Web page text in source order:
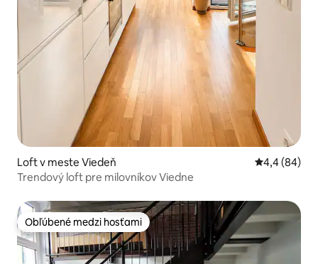
Loft v meste Viedeň Priemerné
4,4 (84)
Trendový loft pre milovníkov Viedne
Obľúbené medzi hosťami
Obľúbené medzi hosťami